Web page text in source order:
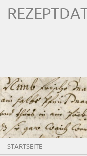
STARTSEITE